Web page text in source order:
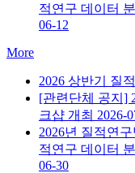
적연구 데이터
06-12
More
2026 상반기 질
[관련단체 공지]
크샵 개최 2026-
2026년 질적연
적연구 데이터
06-30